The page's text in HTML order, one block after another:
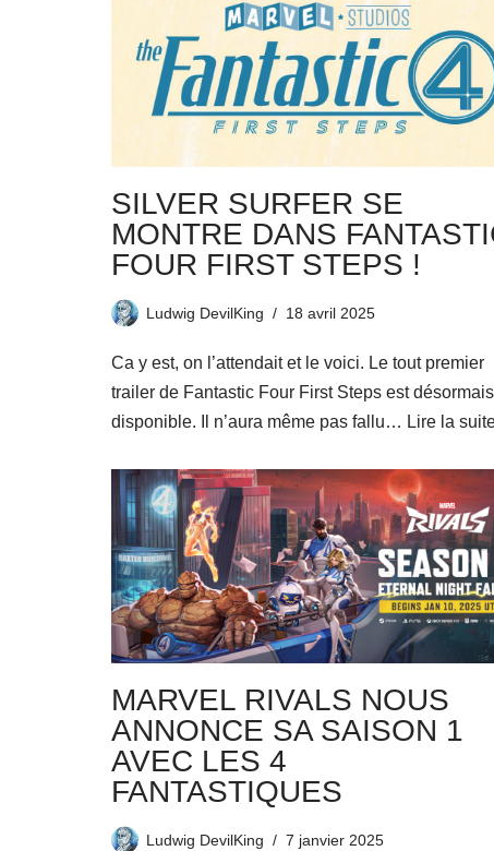
SILVER SURFER SE
MONTRE DANS
FOUR FIRST STEPS !
Ludwig DevilKing 18 avril 2025
Ca y est, on l’attendait et le voici. Le tout premier
trailer de Fantastic Four First Steps est désormais
disponible. Il n’aura même pas fallu… Lire la
MARVEL RIVALS NOUS
ANNONCE SA SAISON 1
AVEC LES 4
FANTASTIQUES
Ludwig DevilKing 7 janvier 2025